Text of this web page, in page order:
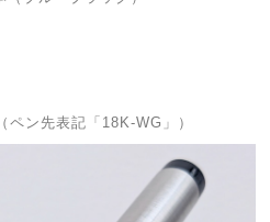
ン先表記「18K-WG」）